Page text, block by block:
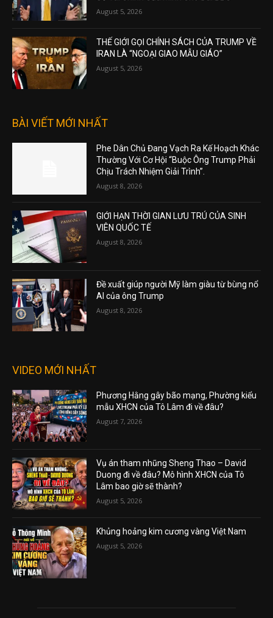
August 5, 2026
THẾ GIỚI GỌI CHÍNH SÁCH CỦA TRUMP VỀ
IRAN LÀ “NGOẠI GIAO MẪU GIÁO”
August 5, 2026
BÀI VIẾT MỚI NHẤT
Phe Dân Chủ Đang Vạch Ra Kế Hoạch Khác
Thường Với Cơ Hội “Buộc Ông Trump Phải
Chịu Trách Nhiệm Giải Trình”.
August 8, 2026
GIỚI HẠN THỜI GIAN LƯU TRÚ CỦA SINH
VIÊN QUỐC TẾ
August 8, 2026
Đề xuất giúp người Mỹ làm giàu từ bùng nổ
AI của ông Trump
August 8, 2026
VIDEO MỚI NHẤT
Phương Hằng gây bão mạng, Phường kiểu
mẫu XHCN của Tô Lâm đi về đâu?
August 7, 2026
Vụ án tham nhũng Sheng Thao – David
Duong đi về đâu? Mô hình XHCN của Tô
Lâm bao giờ sẽ thành?
August 5, 2026
Khủng hoảng kim cương vàng Việt Nam
August 5, 2026